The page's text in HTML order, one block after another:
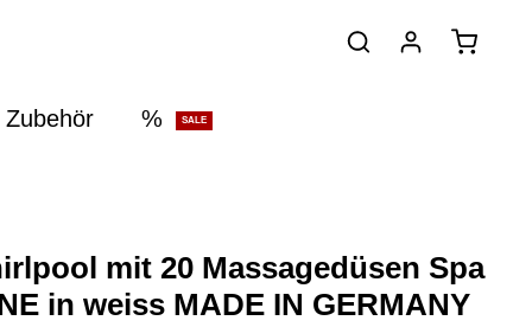
% SALE
mit 20 Massagedüsen Spa
in weiss MADE IN GERMANY